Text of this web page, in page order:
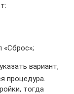
«Сброс»;
вариант,
процедура.
тогда